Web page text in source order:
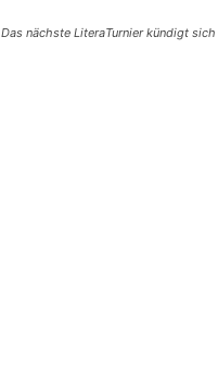
Das nächste LiteraTurnier kündigt